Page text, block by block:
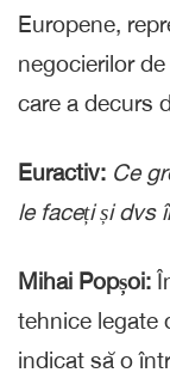
Europene,
negocierilor de
care a decurs
Euractiv: Ce
le faceți și dvs
Mihai Popșoi:
tehnice legate
indicat să o